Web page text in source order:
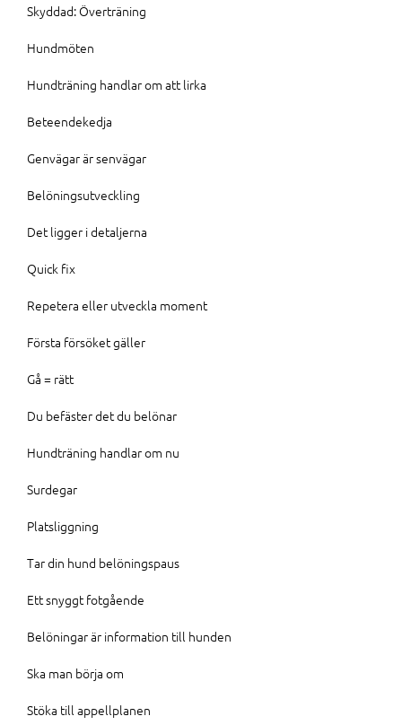
Skyddad: Överträning
Hundmöten
Hundträning handlar om att lirka
Beteendekedja
Genvägar är senvägar
Belöningsutveckling
Det ligger i detaljerna
Quick fix
Repetera eller utveckla moment
Första försöket gäller
Gå = rätt
Du befäster det du belönar
Hundträning handlar om nu
Surdegar
Platsliggning
Tar din hund belöningspaus
Ett snyggt fotgående
Belöningar är information till hunden
Ska man börja om
Stöka till appellplanen